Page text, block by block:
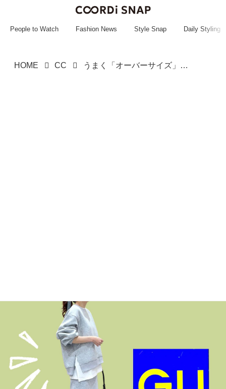
~~~~~~~~~~~
People to Watch Fashion News Style Snap Daily Styling
HOME CC うまく「オーバーサイズ」着こなせない？【GU】アラサーが真似したい「きれいめスウェットコーデ」